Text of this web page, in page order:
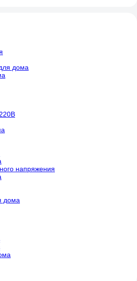
дома
напряжения
дома